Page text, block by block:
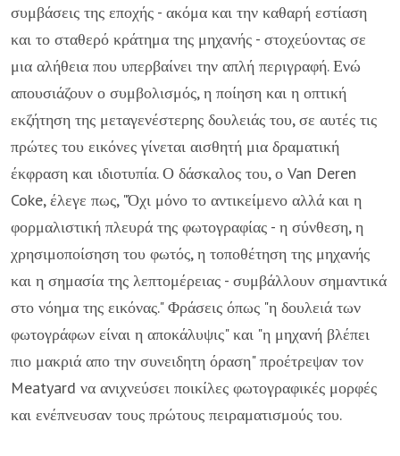
συμβάσεις της εποχής - ακόμα και την καθαρή εστίαση
και το σταθερό κράτημα της μηχανής - στοχεύοντας σε
μια αλήθεια που υπερβαίνει την απλή περιγραφή. Ενώ
απουσιάζουν ο συμβολισμός, η ποίηση και η οπτική
εκζήτηση της μεταγενέστερης δουλειάς του, σε αυτές τις
πρώτες του εικόνες γίνεται αισθητή μια δραματική
έκφραση και ιδιοτυπία. Ο δάσκαλος του, ο Van Deren
Coke, έλεγε πως, "Όχι μόνο το αντικείμενο αλλά και η
φορμαλιστική πλευρά της φωτογραφίας - η σύνθεση, η
χρησιμοποίσηση του φωτός, η τοποθέτηση της μηχανής
και η σημασία της λεπτομέρειας - συμβάλλουν σημαντικά
στο νόημα της εικόνας." Φράσεις όπως "η δουλειά των
φωτογράφων είναι η αποκάλυψις" και "η μηχανή βλέπει
πιο μακριά απο την συνειδητη όραση" προέτρεψαν τον
Meatyard να ανιχνεύσει ποικίλες φωτογραφικές μορφές
και ενέπνευσαν τους πρώτους πειραματισμούς του.